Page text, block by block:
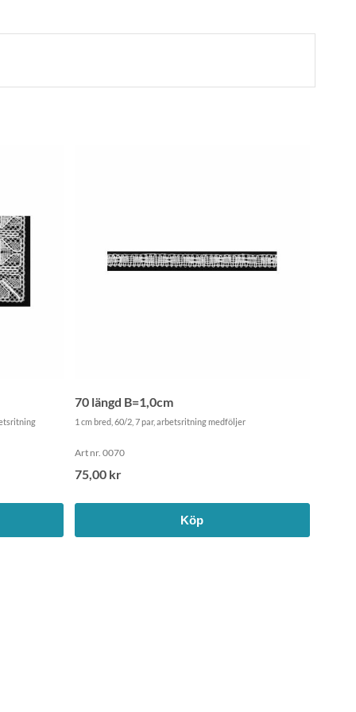
70 längd B=1,0cm
1 cm bred, 60/2, 7 par, arbetsritning medföljer
Art nr. 0070
75,00 kr
Köp